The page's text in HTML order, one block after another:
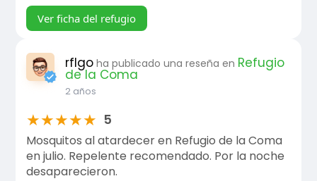
Ver ficha del refugio
rflgo ha publicado una reseña en Refugio
de la Coma
2 años
★★★★★ 5
Mosquitos al atardecer en Refugio de la Coma
en julio. Repelente recomendado. Por la noche
desaparecieron.